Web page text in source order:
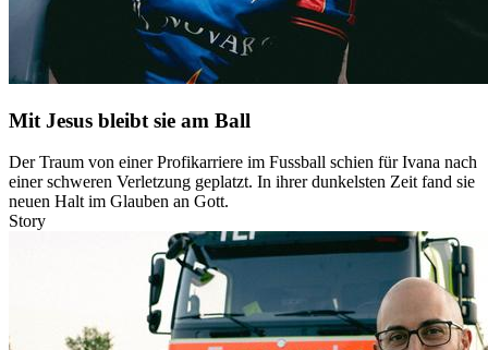
Mit Jesus bleibt sie am Ball
Der Traum von einer Profikarriere im Fussball schien für Ivana nach
einer schweren Verletzung geplatzt. In ihrer dunkelsten Zeit fand sie
neuen Halt im Glauben an Gott.
Story